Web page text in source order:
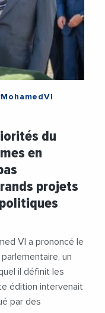
du
en
projets
VI a prononcé le
un
il définit les
édition intervenait
par des